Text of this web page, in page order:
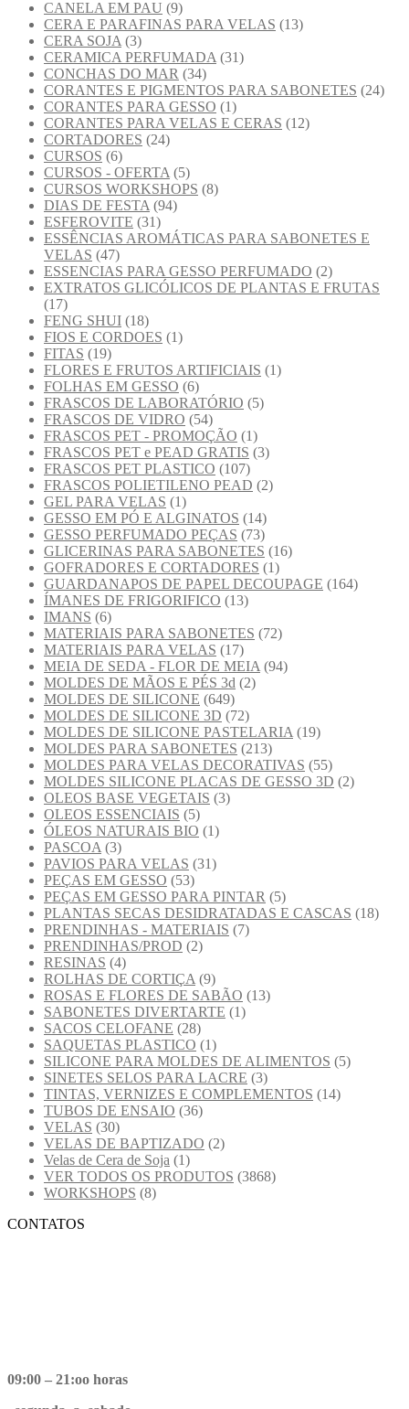
CANELA EM PAU (9)
CERA E PARAFINAS PARA VELAS (13)
CERA SOJA (3)
CERAMICA PERFUMADA (31)
CONCHAS DO MAR (34)
CORANTES E PIGMENTOS PARA SABONETES (24)
CORANTES PARA GESSO (1)
CORANTES PARA VELAS E CERAS (12)
CORTADORES (24)
CURSOS (6)
CURSOS - OFERTA (5)
CURSOS WORKSHOPS (8)
DIAS DE FESTA (94)
ESFEROVITE (31)
ESSÊNCIAS AROMÁTICAS PARA SABONETES E
VELAS (47)
ESSENCIAS PARA GESSO PERFUMADO (2)
EXTRATOS GLICÓLICOS DE PLANTAS E FRUTAS
(17)
FENG SHUI (18)
FIOS E CORDOES (1)
FITAS (19)
FLORES E FRUTOS ARTIFICIAIS (1)
FOLHAS EM GESSO (6)
FRASCOS DE LABORATÓRIO (5)
FRASCOS DE VIDRO (54)
FRASCOS PET - PROMOÇÃO (1)
FRASCOS PET e PEAD GRATIS (3)
FRASCOS PET PLASTICO (107)
FRASCOS POLIETILENO PEAD (2)
GEL PARA VELAS (1)
GESSO EM PÓ E ALGINATOS (14)
GESSO PERFUMADO PEÇAS (73)
GLICERINAS PARA SABONETES (16)
GOFRADORES E CORTADORES (1)
GUARDANAPOS DE PAPEL DECOUPAGE (164)
ÍMANES DE FRIGORIFICO (13)
IMANS (6)
MATERIAIS PARA SABONETES (72)
MATERIAIS PARA VELAS (17)
MEIA DE SEDA - FLOR DE MEIA (94)
MOLDES DE MÃOS E PÉS 3d (2)
MOLDES DE SILICONE (649)
MOLDES DE SILICONE 3D (72)
MOLDES DE SILICONE PASTELARIA (19)
MOLDES PARA SABONETES (213)
MOLDES PARA VELAS DECORATIVAS (55)
MOLDES SILICONE PLACAS DE GESSO 3D (2)
OLEOS BASE VEGETAIS (3)
OLEOS ESSENCIAIS (5)
ÓLEOS NATURAIS BIO (1)
PASCOA (3)
PAVIOS PARA VELAS (31)
PEÇAS EM GESSO (53)
PEÇAS EM GESSO PARA PINTAR (5)
PLANTAS SECAS DESIDRATADAS E CASCAS (18)
PRENDINHAS - MATERIAIS (7)
PRENDINHAS/PROD (2)
RESINAS (4)
ROLHAS DE CORTIÇA (9)
ROSAS E FLORES DE SABÃO (13)
SABONETES DIVERTARTE (1)
SACOS CELOFANE (28)
SAQUETAS PLASTICO (1)
SILICONE PARA MOLDES DE ALIMENTOS (5)
SINETES SELOS PARA LACRE (3)
TINTAS, VERNIZES E COMPLEMENTOS (14)
TUBOS DE ENSAIO (36)
VELAS (30)
VELAS DE BAPTIZADO (2)
Velas de Cera de Soja (1)
VER TODOS OS PRODUTOS (3868)
WORKSHOPS (8)
CONTATOS
09:00 – 21:oo horas